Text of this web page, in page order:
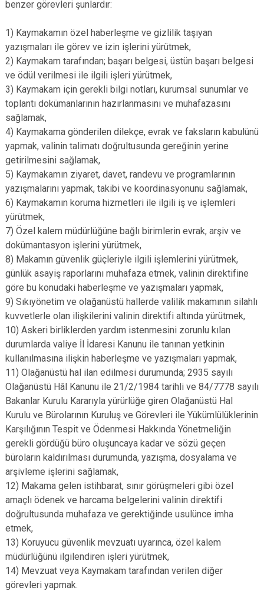
benzer görevleri şunlardır:
1) Kaymakamın özel haberleşme ve gizlilik taşıyan
yazışmaları ile görev ve izin işlerini yürütmek,
2) Kaymakam tarafından; başarı belgesi, üstün başarı belgesi
ve ödül verilmesi ile ilgili işleri yürütmek,
3) Kaymakam için gerekli bilgi notları, kurumsal sunumlar ve
toplantı dokümanlarının hazırlanmasını ve muhafazasını
sağlamak,
4) Kaymakama gönderilen dilekçe, evrak ve faksların kabulünü
yapmak, valinin talimatı doğrultusunda gereğinin yerine
getirilmesini sağlamak,
5) Kaymakamın ziyaret, davet, randevu ve programlarının
yazışmalarını yapmak, takibi ve koordinasyonunu sağlamak,
6) Kaymakamın koruma hizmetleri ile ilgili iş ve işlemleri
yürütmek,
7) Özel kalem müdürlüğüne bağlı birimlerin evrak, arşiv ve
dokümantasyon işlerini yürütmek,
8) Makamın güvenlik güçleriyle ilgili işlemlerini yürütmek,
günlük asayiş raporlarını muhafaza etmek, valinin direktifine
göre bu konudaki haberleşme ve yazışmaları yapmak,
9) Sıkıyönetim ve olağanüstü hallerde valilik makamının silahlı
kuvvetlerle olan ilişkilerini valinin direktifi altında yürütmek,
10) Askeri birliklerden yardım istenmesini zorunlu kılan
durumlarda valiye İl İdaresi Kanunu ile tanınan yetkinin
kullanılmasına ilişkin haberleşme ve yazışmaları yapmak,
11) Olağanüstü hal ilan edilmesi durumunda; 2935 sayılı
Olağanüstü Hâl Kanunu ile 21/2/1984 tarihli ve 84/7778 sayılı
Bakanlar Kurulu Kararıyla yürürlüğe giren Olağanüstü Hal
Kurulu ve Bürolarının Kuruluş ve Görevleri ile Yükümlülüklerinin
Karşılığının Tespit ve Ödenmesi Hakkında Yönetmeliğin
gerekli gördüğü büro oluşuncaya kadar ve sözü geçen
büroların kaldırılması durumunda, yazışma, dosyalama ve
arşivleme işlerini sağlamak,
12) Makama gelen istihbarat, sınır görüşmeleri gibi özel
amaçlı ödenek ve harcama belgelerini valinin direktifi
doğrultusunda muhafaza ve gerektiğinde usulünce imha
etmek,
13) Koruyucu güvenlik mevzuatı uyarınca, özel kalem
müdürlüğünü ilgilendiren işleri yürütmek,
14) Mevzuat veya Kaymakam tarafından verilen diğer
görevleri yapmak.